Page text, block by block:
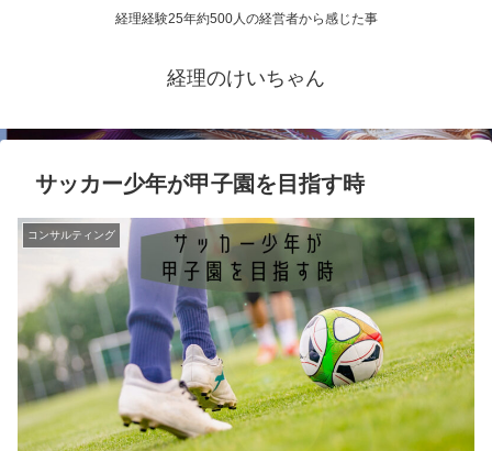
経理経験25年約500人の経営者から感じた事
経理のけいちゃん
サッカー少年が甲子園を目指す時
コンサルティング